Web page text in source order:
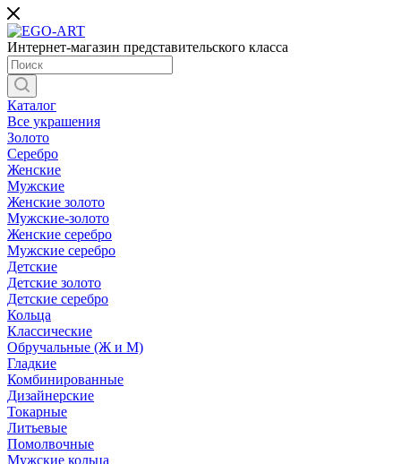
Интернет-магазин представительского класса
Каталог
Все украшения
Золото
Серебро
Женские
Мужские
Женские золото
Мужские-золото
Женские серебро
Мужские серебро
Детские
Детские золото
Детские серебро
Кольца
Классические
Обручальные (Ж и М)
Гладкие
Комбинированные
Дизайнерские
Токарные
Литьевые
Помолвочные
Мужские кольца